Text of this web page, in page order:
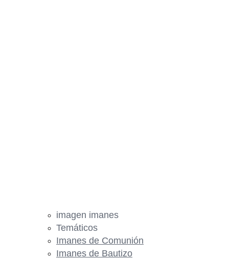
imagen imanes
Temáticos
Imanes de Comunión
Imanes de Bautizo